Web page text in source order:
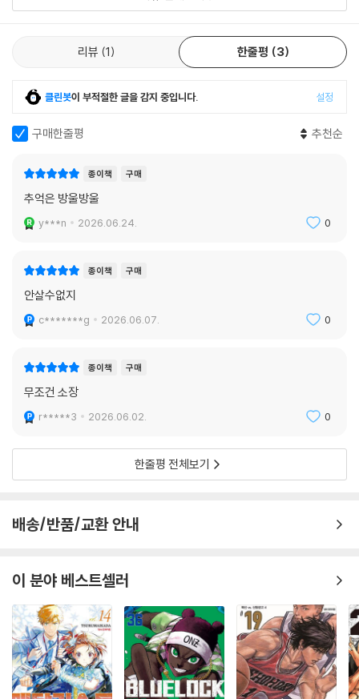
리뷰 1 한줄평 3
클린봇이 부적절한 글을 감지 중입니다. 설정
구매한줄평 추천순
종이책 구매
추억은 방울방울
y***n 2026.06.24. 0
종이책 구매
안살수없지
c*******g 2026.06.07. 0
종이책 구매
무조건 소장
r*****3 2026.06.02. 0
한줄평 전체보기
배송/반품/교환 안내
이 분야 베스트셀러